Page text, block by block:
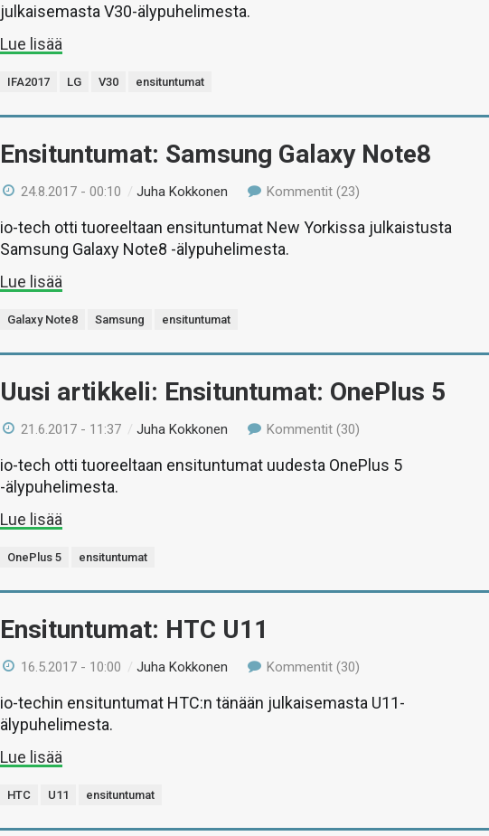
julkaisemasta V30-älypuhelimesta.
Lue lisää
IFA2017 LG V30 ensituntumat
Ensituntumat: Samsung Galaxy Note8
24.8.2017 - 00:10 /Juha Kokkonen Kommentit (23)
io-tech otti tuoreeltaan ensituntumat New Yorkissa julkaistusta
Samsung Galaxy Note8 -älypuhelimesta.
Lue lisää
Galaxy Note8 Samsung ensituntumat
Uusi artikkeli: Ensituntumat: OnePlus 5
21.6.2017 - 11:37 /Juha Kokkonen Kommentit (30)
io-tech otti tuoreeltaan ensituntumat uudesta OnePlus 5
-älypuhelimesta.
Lue lisää
OnePlus 5 ensituntumat
Ensituntumat: HTC U11
16.5.2017 - 10:00 /Juha Kokkonen Kommentit (30)
io-techin ensituntumat HTC:n tänään julkaisemasta U11-
älypuhelimesta.
Lue lisää
HTC U11 ensituntumat